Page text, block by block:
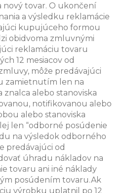
tovar. O ukončení
a výsledku reklamácie
kupujúceho formou
obidvoma zmluvnými
reklamáciu tovaru
12 mesiacov od
môže predávajúci
zamietnutím len na
znalca alebo stanoviska
notifikovanou alebo
alebo stanoviska
len “odborné posúdenie
na výsledok odborného
predávajúci od
úhradu nákladov na
tovaru ani iné náklady
posúdením tovaru.Ak
výrobku uplatnil po 12